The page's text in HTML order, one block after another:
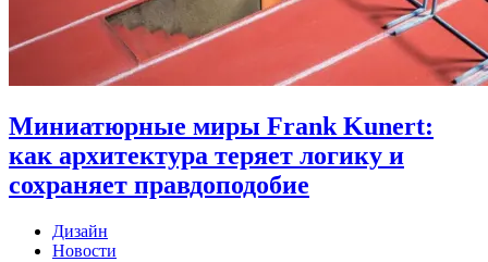
Миниатюрные миры Frank Kunert:
как архитектура теряет логику и
сохраняет правдоподобие
Дизайн
Новости